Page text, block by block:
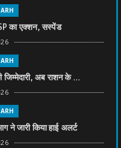
का एक्शन, सस्पेंड
जिम्मेदारी, अब राशन के ...
ने जारी किया हाई अलर्ट